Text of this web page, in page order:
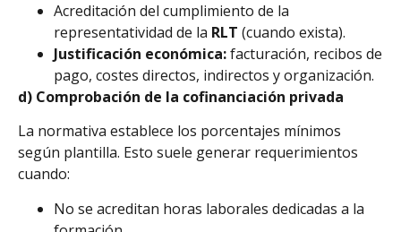
Acreditación del cumplimiento de la
representatividad de la RLT (cuando exista).
Justificación económica:facturación, recibos de
pago, costes directos, indirectos y organización.
d) Comprobación de la cofinanciación privada
La normativa establece los porcentajes mínimos
según plantilla. Esto suele generar requerimientos
cuando:
No se acreditan horas laborales dedicadas a la